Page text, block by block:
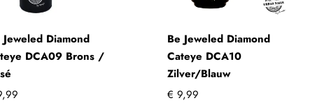
Jeweled Diamond
DCA09 Brons /
Be Jeweled Diamond
Cateye DCA10
Zilver/Blauw
€ 9,99